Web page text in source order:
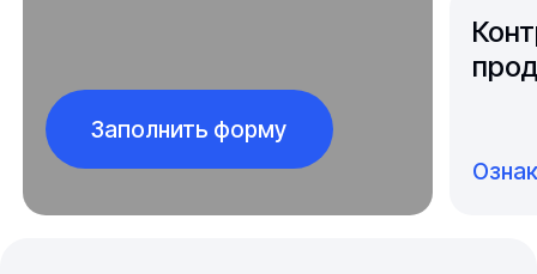
Заполнить форму